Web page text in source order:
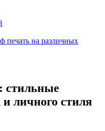
печать на различных
стильные
личного стиля